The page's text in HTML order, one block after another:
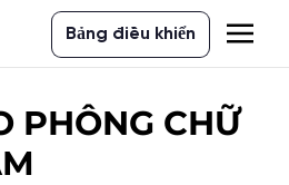
Bảng điều khiển
PHÔNG CHỮ